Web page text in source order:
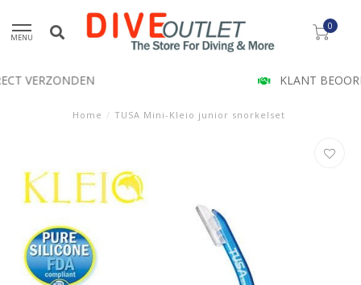
MENU
0
KLANT BEOORDELING 9.5
Home / TUSA Mini-Kleio junior snorkelset